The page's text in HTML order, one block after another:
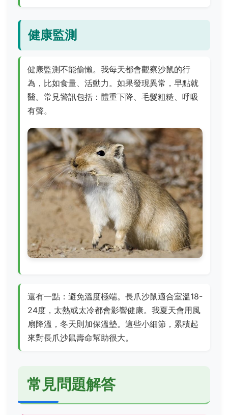
健康監測
健康監測不能偷懶。我每天都會觀察沙鼠的行
為，比如食量、活動力。如果發現異常，早點就
醫。常見警訊包括：體重下降、毛髮粗糙、呼吸
有聲。
還有一點：避免溫度極端。長爪沙鼠適合室溫18-
24度，太熱或太冷都會影響健康。我夏天會用風
扇降溫，冬天則加保溫墊。這些小細節，累積起
來對長爪沙鼠壽命幫助很大。
常見問題解答